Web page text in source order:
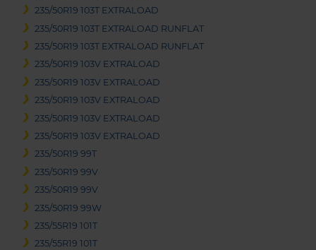
235/50R19 103T EXTRALOAD
235/50R19 103T EXTRALOAD RUNFLAT
235/50R19 103T EXTRALOAD RUNFLAT
235/50R19 103V EXTRALOAD
235/50R19 103V EXTRALOAD
235/50R19 103V EXTRALOAD
235/50R19 103V EXTRALOAD
235/50R19 103V EXTRALOAD
235/50R19 99T
235/50R19 99V
235/50R19 99V
235/50R19 99W
235/55R19 101T
235/55R19 101T